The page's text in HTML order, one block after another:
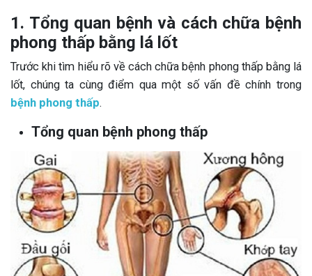
1. Tổng quan bệnh và cách chữa bệnh
phong thấp bằng lá lốt
Trước khi tìm hiểu rõ về cách chữa bệnh phong thấp bằng lá
lốt, chúng ta cùng điểm qua một số vấn đề chính trong
bệnh phong thấp.
Tổng quan bệnh phong thấp